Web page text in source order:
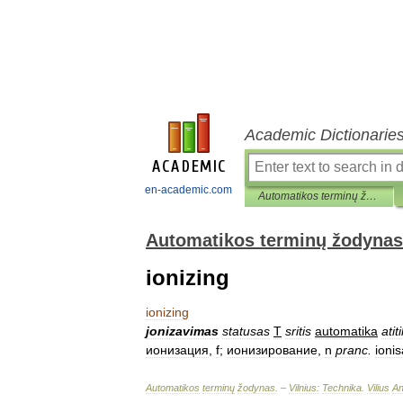
en-academic.com
Academic
Automatikos terminų žodynas
Automatikos terminų žodynas
ionizing
ionizing
jonizavimas statusas T sritis automatika
ионизация f; ионизирование n pranc
Automatikos terminų žodynas . – Vilnius: Technika Vilius